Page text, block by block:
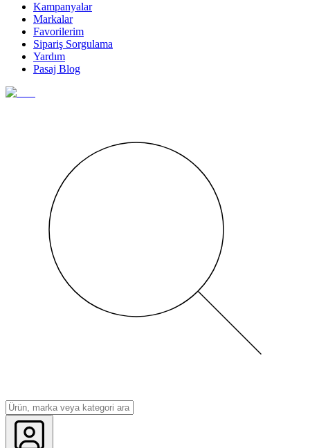
Kampanyalar
Markalar
Favorilerim
Sipariş Sorgulama
Yardım
Pasaj Blog